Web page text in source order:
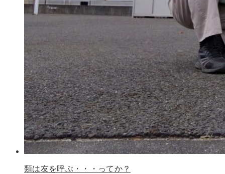
類は友を呼ぶ・・・ってか？